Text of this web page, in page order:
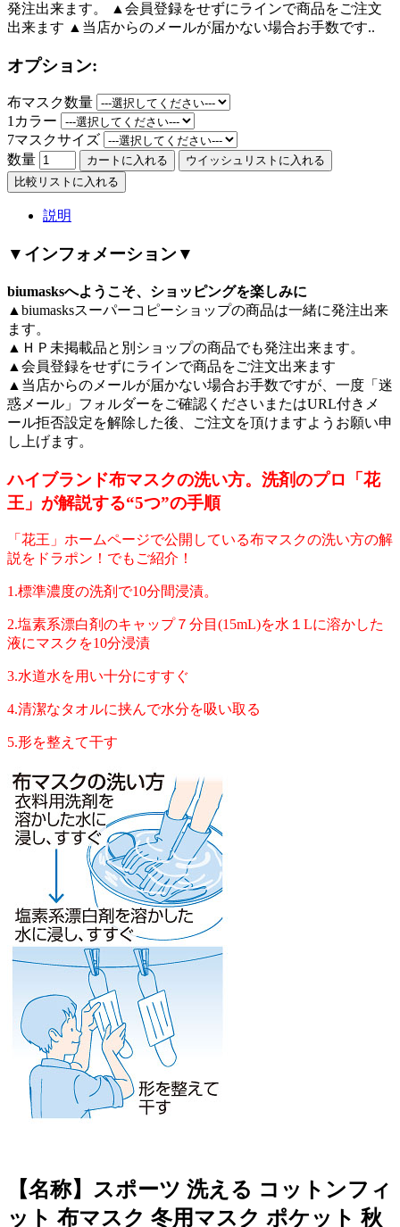
発注出来ます。 ▲会員登録をせずにラインで商品をご注文
出来ます ▲当店からのメールが届かない場合お手数です..
オプション:
布マスク数量
1カラー
7マスクサイズ
数量
カートに入れる
ウイッシュリストに入れる
比較リストに入れる
説明
▼インフォメーション▼
biumasksへようこそ、ショッピングを楽しみに
▲biumasksスーパーコピーショップの商品は一緒に発注出来
ます。
▲ＨＰ未掲載品と別ショップの商品でも発注出来ます。
▲会員登録をせずにラインで商品をご注文出来ます
▲当店からのメールが届かない場合お手数ですが、一度「迷
惑メール」フォルダーをご確認くださいまたはURL付きメ
ール拒否設定を解除した後、ご注文を頂けますようお願い申
し上げます。
ハイブランド布マスクの洗い方。洗剤のプロ「花
王」が解説する“5つ”の手順
「花王」ホームページで公開している布マスクの洗い方の解
説をドラポン！でもご紹介！
1.標準濃度の洗剤で10分間浸漬。
2.塩素系漂白剤のキャップ７分目(15mL)を水１Lに溶かした
液にマスクを10分浸漬
3.水道水を用い十分にすすぐ
4.清潔なタオルに挟んで水分を吸い取る
5.形を整えて干す
【名称】スポーツ 洗える コットンフィ
ット 布マスク 冬用マスク ポケット 秋